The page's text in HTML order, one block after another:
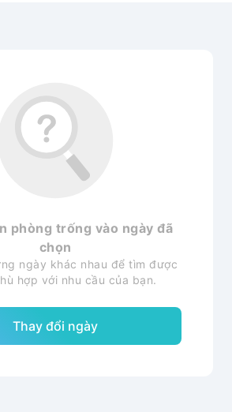
phòng trống vào ngày đã
chọn
ngày khác nhau để tìm được
hợp với nhu cầu của bạn.
Thay đổi ngày